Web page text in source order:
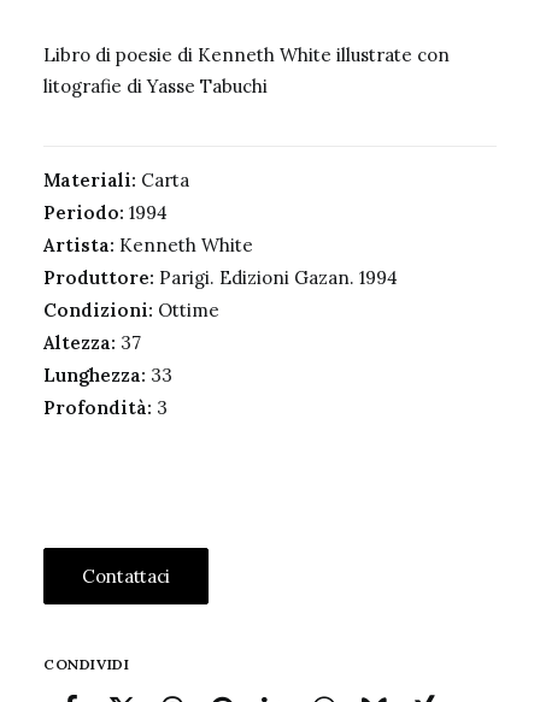
Libro di poesie di Kenneth White illustrate con
litografie di Yasse Tabuchi
Materiali: Carta
Periodo: 1994
Artista: Kenneth White
Produttore: Parigi. Edizioni Gazan. 1994
Condizioni: Ottime
Altezza: 37
Lunghezza: 33
Profondità: 3
Contattaci
CONDIVIDI